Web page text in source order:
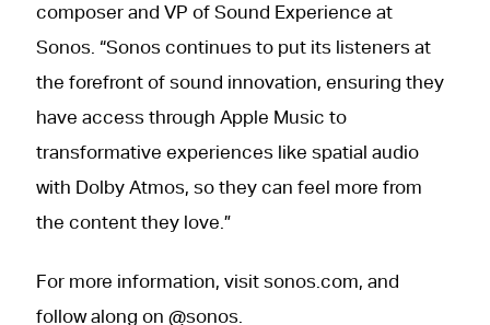
composer and VP of Sound Experience at
Sonos. “Sonos continues to put its listeners at
the forefront of sound innovation, ensuring they
have access through Apple Music to
transformative experiences like spatial audio
with Dolby Atmos, so they can feel more from
the content they love.”
For more information, visit sonos.com, and
follow along on @sonos.